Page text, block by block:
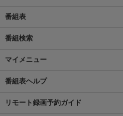
番組表
番組検索
マイメニュー
番組表ヘルプ
リモート録画予約ガイド